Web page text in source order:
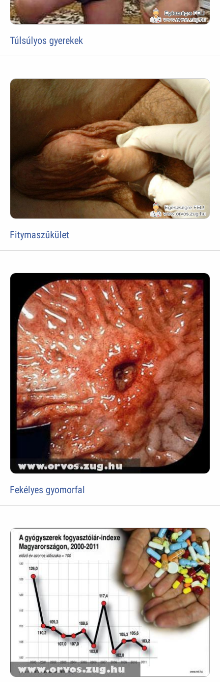
Túlsúlyos gyerekek
Fitymaszűkület
Fekélyes gyomorfal